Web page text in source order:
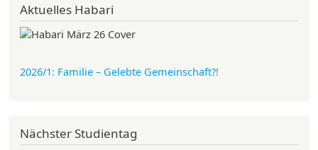
Aktuelles Habari
2026/1: Familie – Gelebte Gemeinschaft?!
Nächster Studientag